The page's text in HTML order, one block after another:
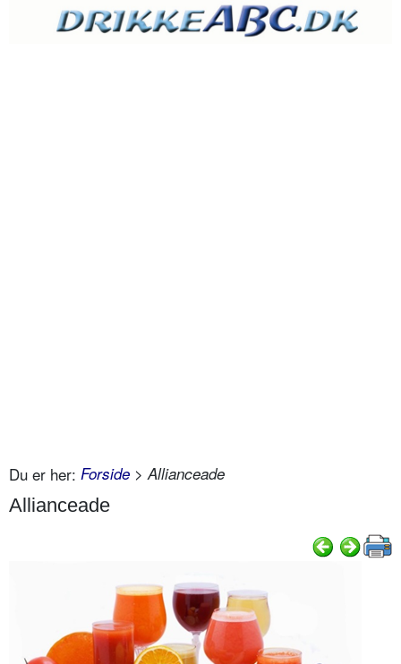
Du er her: Forside > Allianceade
Allianceade